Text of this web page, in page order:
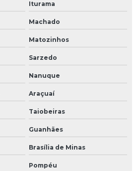
Iturama
Machado
Matozinhos
Sarzedo
Nanuque
Araçuaí
Taiobeiras
Guanhães
Brasília de Minas
Pompéu